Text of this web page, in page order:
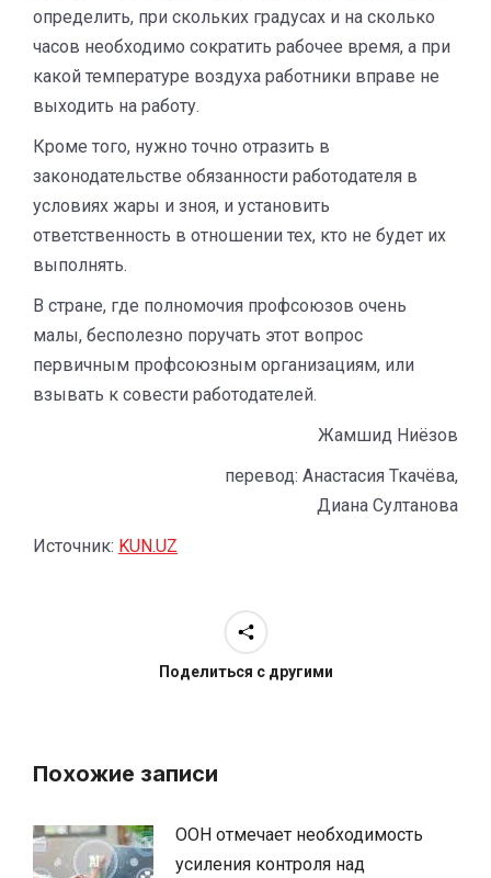
определить, при скольких градусах и на сколько
часов необходимо сократить рабочее время, а при
какой температуре воздуха работники вправе не
выходить на работу.
Кроме того, нужно точно отразить в
законодательстве обязанности работодателя в
условиях жары и зноя, и установить
ответственность в отношении тех, кто не будет их
выполнять.
В стране, где полномочия профсоюзов очень
малы, бесполезно поручать этот вопрос
первичным профсоюзным организациям, или
взывать к совести работодателей.
Жамшид Ниёзов
перевод: Анастасия Ткачёва,
Диана Султанова
Источник: KUN.UZ
Поделиться с другими
Похожие записи
ООН отмечает необходимость
усиления контроля над